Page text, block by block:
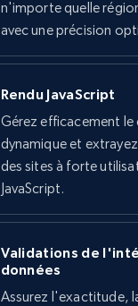
n'importe quelle
avec une précision
Rendu JavaScript
Gérez efficacement le
dynamique et
des sites à forte
JavaScript.
Validations de
données
Assurez l'exactitude,